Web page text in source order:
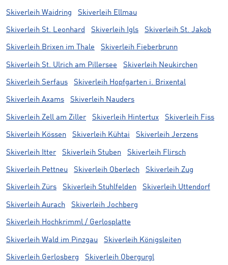
Skiverleih Waidring Skiverleih Ellmau
Skiverleih St. Leonhard Skiverleih Igls Skiverleih St. Jakob
Skiverleih Brixen im Thale Skiverleih Fieberbrunn
Skiverleih St. Ulrich am Pillersee Skiverleih Neukirchen
Skiverleih Serfaus Skiverleih Hopfgarten i. Brixental
Skiverleih Axams Skiverleih Nauders
Skiverleih Zell am Ziller Skiverleih Hintertux Skiverleih Fiss
Skiverleih Kössen Skiverleih Kühtai Skiverleih Jerzens
Skiverleih Itter Skiverleih Stuben Skiverleih Flirsch
Skiverleih Pettneu Skiverleih Oberlech Skiverleih Zug
Skiverleih Zürs Skiverleih Stuhlfelden Skiverleih Uttendorf
Skiverleih Aurach Skiverleih Jochberg
Skiverleih Hochkrimml / Gerlosplatte
Skiverleih Wald im Pinzgau Skiverleih Königsleiten
Skiverleih Gerlosberg Skiverleih Obergurgl